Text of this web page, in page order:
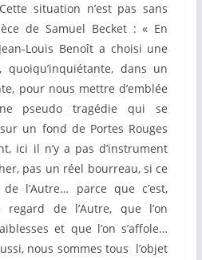
situation n’est pas sans
de Samuel Becket : « En
Louis Benoît a choisi une
dans un
pour nous mettre d’emblée
pseudo tragédie qui se
un fond de Portes Rouges
ici il n’y a pas d’instrument
pas un réel bourreau, si ce
l’Autre… parce que c’est,
regard de l’Autre, que l’on
et que l’on s’affole…
nous sommes tous l’objet